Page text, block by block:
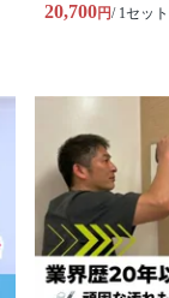
20,700円/ 1セット